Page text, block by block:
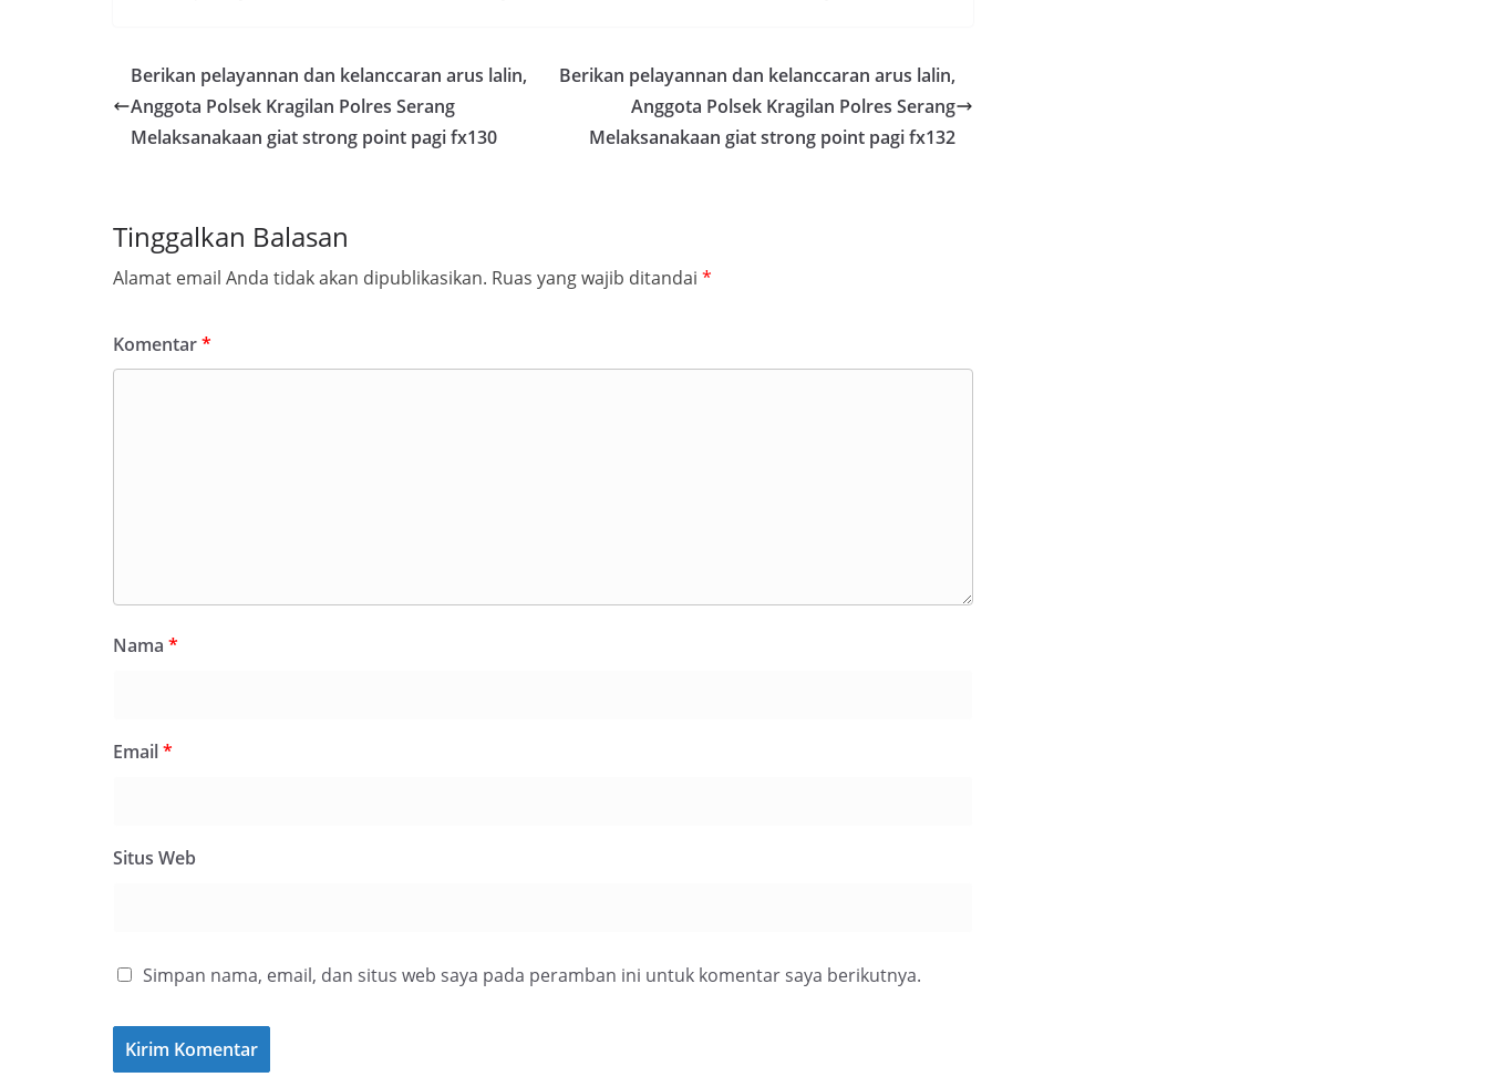
Berikan pelayannan dan kelanccaran arus lalin,
Anggota Polsek Kragilan Polres Serang
Melaksanakaan giat strong point pagi fx130
Berikan pelayannan dan kelanccaran arus lalin,
Anggota Polsek Kragilan Polres Serang
Melaksanakaan giat strong point pagi fx132
Tinggalkan Balasan
Alamat email Anda tidak akan dipublikasikan. Ruas yang wajib ditandai *
Komentar*
Nama *
Email*
Situs Web
Simpan nama, email, dan situs web saya pada peramban ini untuk komentar saya berikutnya.